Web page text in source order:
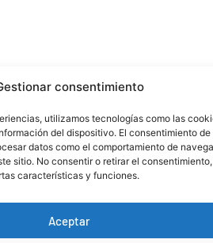
consentimiento
utilizamos tecnologías como las
del dispositivo. El consentimiento de
datos como el comportamiento de
sitio. No consentir o retirar el
características y funciones.
Aceptar